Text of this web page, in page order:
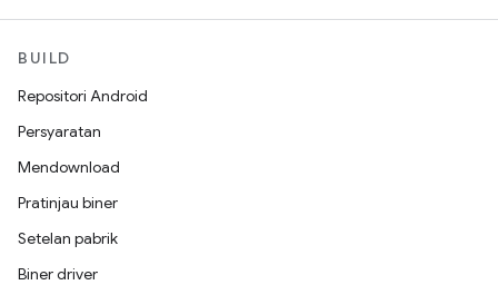
BUILD
Repositori Android
Persyaratan
Mendownload
Pratinjau biner
Setelan pabrik
Biner driver